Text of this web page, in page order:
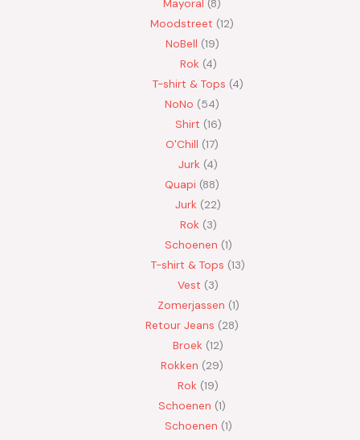
Mayoral
8
Moodstreet 12
NoBell 19
Rok 4
T-shirt & Tops 4
NoNo
54
Shirt 16
O'Chill 17
Jurk 4
Quapi 88
Jurk 22
Rok 3
Schoenen 1
T-shirt & Tops 13
Vest
3
Zomerjassen 1
Retour Jeans
28
Broek 12
Rokken
29
Rok 19
Schoenen 1
Schoenen 1